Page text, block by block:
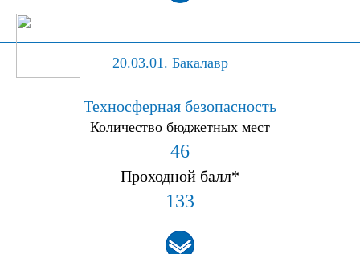
20.03.01. Бакалавр
Техносферная безопасность
Количество бюджетных мест
46
Проходной балл*
133